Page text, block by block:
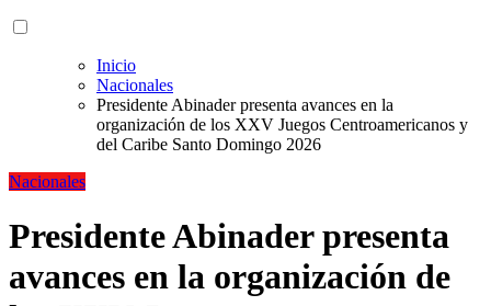
Inicio
Nacionales
Presidente Abinader presenta avances en la
organización de los XXV Juegos Centroamericanos y
del Caribe Santo Domingo 2026
Nacionales
Presidente Abinader presenta
avances en la organización de